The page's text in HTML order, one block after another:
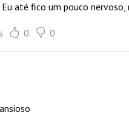
até fico um pouco
0 0